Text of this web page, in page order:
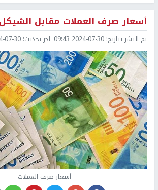
أسعار صرف العملات مقابل الشيكل
تم النشر بتاريخ: 2024-07-30 09:43 اخر تحديث: 30 09:50
أسعار صرف العملات